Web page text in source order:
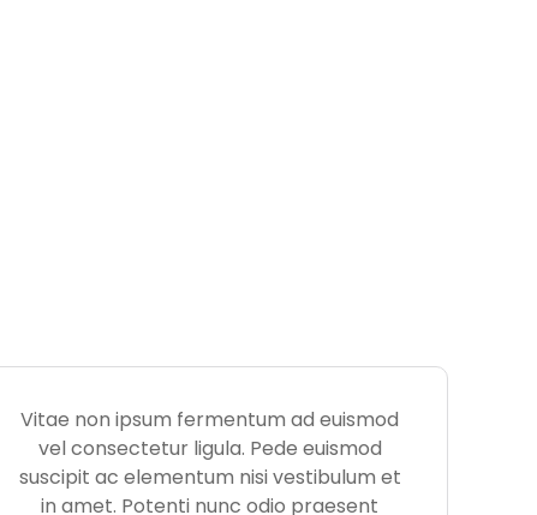
Vitae non ipsum fermentum ad euismod
vel consectetur ligula. Pede euismod
suscipit ac elementum nisi vestibulum et
in amet. Potenti nunc odio praesent